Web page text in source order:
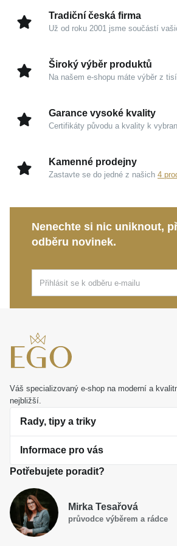
dojmem naprosté studiové
Ušlechtilý materiál: Prvotřídní
Oslnivá hra světla:
Pečlivě
Visací design (40 mm):
Bezpečné zapínání:Oblíbená
zajišťuje velmi pohodlnou
Tyto nádhernéMOISS stříbrné
volbou pro slavnostní okamžiky, ale
sebevědomý doplněk vašeho
nezapomenutelný dárek, kterým
obdiv k jedinečné kráse.
Tradiční česká firma
Už od roku 2001 jsme součástí
Široký výběr produktů
Na našem e-shopu máte výběr z
Garance vysoké kvality
Certifikáty původu a kvality k
Kamenné prodejny
Zastavte se do jedné z našich 4
Nenechte si nic uniknout,
odběru novinek.
Váš specializovaný e-shop na moderní a
nejbližší.
Rady, tipy a triky
O perlách
Jak vybrat perlový šperk
Dárková inspirace
Smaltované a korálkové šperky jako trend
Informace pro vás
Obchodní podmínky
Reklamační řád
Potřebujete poradit?
Mirka Tesařová
průvodce výběrem a rádce